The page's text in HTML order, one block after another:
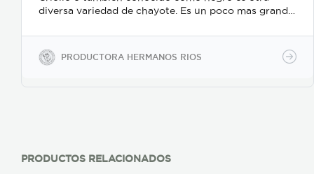
diversa variedad de chayote. Es un poco mas grande
chayote proviene del náhuatl “hitzayotli”, que
significa calabacita espinosa. Es una hortaliza
carnosa, jugosa, con sabor tenue, de la familia de las
prepararse frito, se utiliza, también, como un
PRODUCTORA HERMANOS RIOS
PRODUCTOS RELACIONADOS